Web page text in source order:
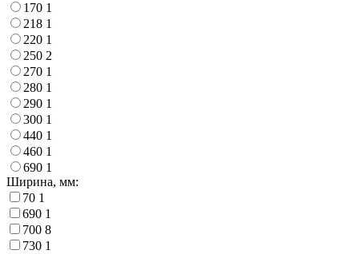
170 1
218 1
220 1
250 2
270 1
280 1
290 1
300 1
440 1
460 1
690 1
Ширина, мм:
70 1
690 1
700 8
730 1